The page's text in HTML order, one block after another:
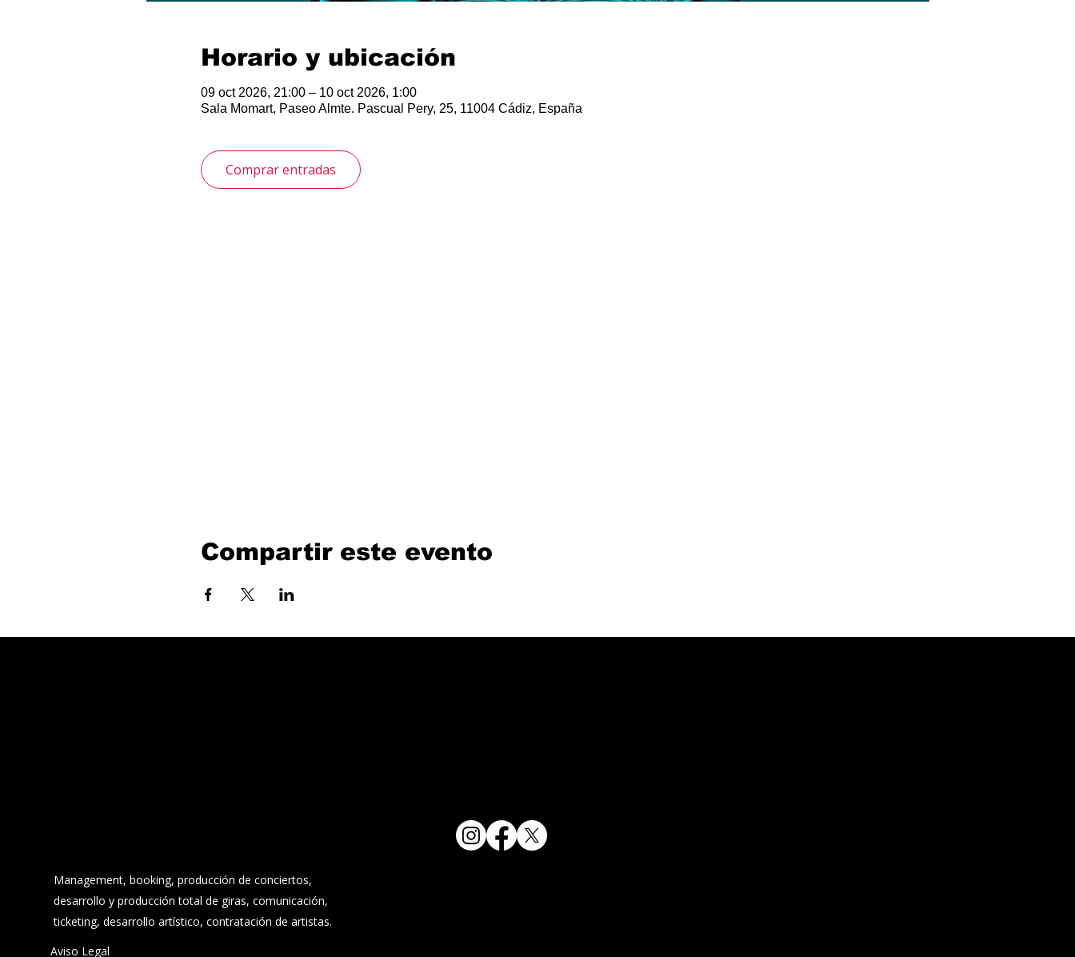
Horario y ubicación
09 oct 2026, 21:00 – 10 oct 2026, 1:00
Sala Momart, Paseo Almte. Pascual Pery, 25, 11004 Cádiz, España
Comprar entradas
Compartir este evento
Management, booking, producción de conciertos,
desarrollo y producción total de giras, comunicación,
ticketing, desarrollo artístico, contratación de artistas.
Aviso Legal